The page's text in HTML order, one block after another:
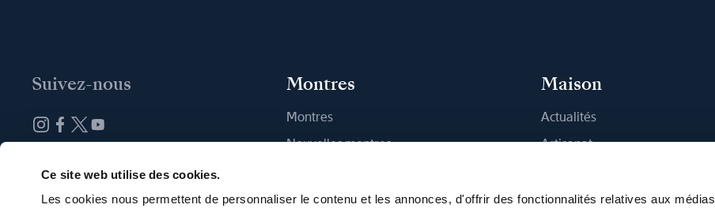
Ce site web utilise des cookies.
Les cookies nous permettent de personnaliser le contenu et les annonces, d'offrir des fonctionnalités relatives aux médias
Suivez-nous Montres
Montres
Nouvelles montres
Maison
Actualités
Artisanat
Durabilité